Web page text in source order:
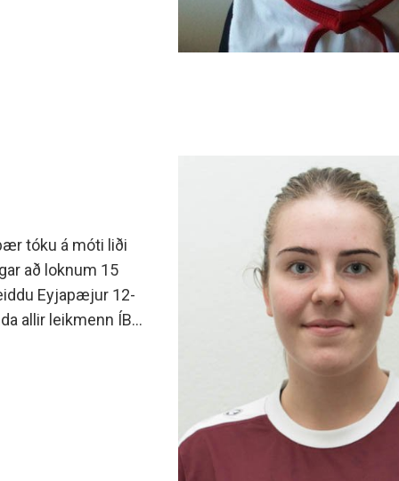
tóku á móti liði
að loknum 15
Eyjapæjur 12-
allir leikmenn ÍBV